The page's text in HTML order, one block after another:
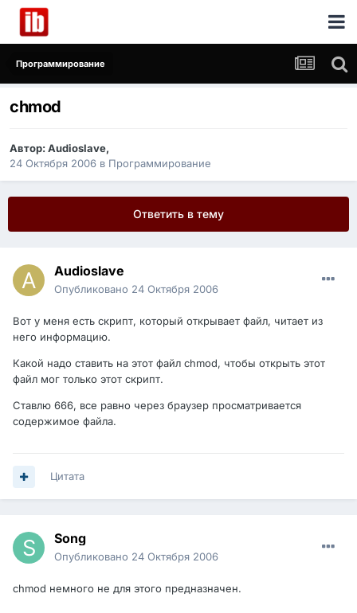
Программирование
chmod
Автор:Audioslave,
24 Октября 2006 в Программирование
Ответить в тему
Audioslave
Опубликовано 24 Октября 2006
Вот у меня есть скрипт, который открывает файл, читает из
него информацию.
Какой надо ставить на этот файл chmod, чтобы открыть этот
файл мог только этот скрипт.
Ставлю 666, все равно через браузер просматривается
содержимое файла.
Цитата
Song
Опубликовано 24 Октября 2006
chmod немного не для этого предназначен.